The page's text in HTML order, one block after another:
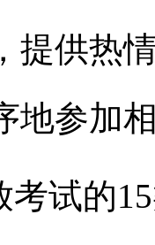
提供热
地参加
考试的15